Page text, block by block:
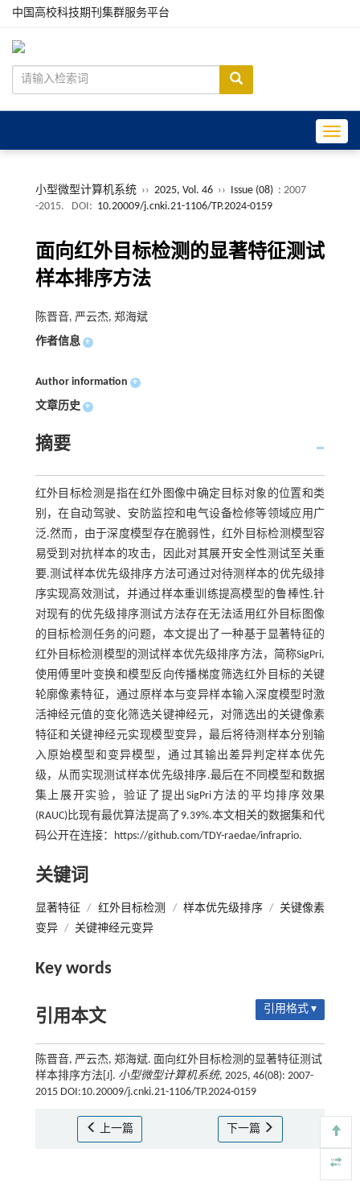
中国高校科技期刊集群服务平台
小型微型计算机系统 ›› 2025, Vol. 46 ›› Issue (08) : 2007
-2015.
DOI: 10.20009/j.cnki.21-1106/TP.2024-0159
面向红外目标检测的显著特征测试
样本排序方法
陈晋音, 严云杰, 郑海斌
作者信息 +
Author information +
文章历史 +
摘要
红外目标检测是指在红外图像中确定目标对象的位置和类
别，在自动驾驶、安防监控和电气设备检修等领域应用广
泛.然而，由于深度模型存在脆弱性，红外目标检测模型容
易受到对抗样本的攻击，因此对其展开安全性测试至关重
要.测试样本优先级排序方法可通过对待测样本的优先级排
序实现高效测试，并通过样本重训练提高模型的鲁棒性.针
对现有的优先级排序测试方法存在无法适用红外目标图像
的目标检测任务的问题，本文提出了一种基于显著特征的
红外目标检测模型的测试样本优先级排序方法，简称SigPri,
使用傅里叶变换和模型反向传播梯度筛选红外目标的关键
轮廓像素特征，通过原样本与变异样本输入深度模型时激
活神经元值的变化筛选关键神经元，对筛选出的关键像素
特征和关键神经元实现模型变异，最后将待测样本分别输
入原始模型和变异模型，通过其输出差异判定样本优先
级，从而实现测试样本优先级排序.最后在不同模型和数据
集上展开实验，验证了提出SigPri方法的平均排序效果
(RAUC)比现有最优算法提高了9.39%.本文相关的数据集和代
码公开在连接：https://github.com/TDY-raedae/infraprio.
关键词
显著特征 / 红外目标检测 / 样本优先级排序 /
关键像素
变异 / 关键神经元变异
Key words
引用本文 引用格式 ▾
陈晋音, 严云杰, 郑海斌. 面向红外目标检测的显著特征测试
样本排序方法[J]. 小型微型计算机系统, 2025, 46(08): 2007-
2015 DOI:10.20009/j.cnki.21-1106/TP.2024-0159
上一篇 下一篇